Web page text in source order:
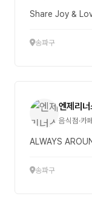
Share Joy &
송파구
엔제리
음식점·카페
ALWAYS
송파구